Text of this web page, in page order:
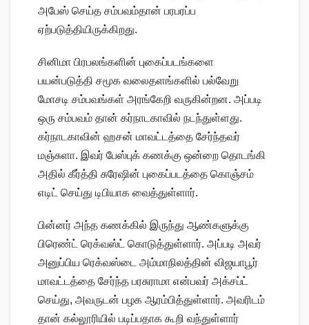
அபேஸ் செய்த சம்பவம்தான் பரபரப்ப
ஏற்படுத்தியிருக்கிறது.
சினிமா பிரபலங்களின் புகைப்படங்களை
பயன்படுத்தி சமூக வலைதளங்களில் பல்வேறு
மோசடி சம்பவங்கள் அரங்கேறி வருகின்றன. அப்படி
ஒரு சம்பவம் தான் கர்நாடகாவில் நடந்துள்ளது.
கர்நாடகாவின் ஹசன் மாவட்டத்தை சேர்ந்தவர்
மஞ்சுளா. இவர் பேஸ்புக் கணக்கு ஒன்றை தொடங்கி
அதில் கீர்த்தி சுரேஷின் புகைப்படத்தை கொஞ்சம்
எடிட் செய்து டிபியாக வைத்துள்ளார்.
பின்னர் அந்த கணக்கில் இருந்து ஆண்களுக்கு
பிரெண்ட் ரெக்வஸ்ட் கொடுத்துள்ளார். அப்படி அவர்
அனுப்பிய ரெக்வஸ்டை அம்மாநிலத்தின் விஜயாபூர்
மாவட்டத்தை சேர்ந்த பரசுராமா என்பவர் அக்சப்ட்
செய்து, அவருடன் பழக ஆரம்பித்துள்ளார். அவரிடம்
தான் கல்லூரியில் படிப்பதாக கூறி வந்துள்ளார்